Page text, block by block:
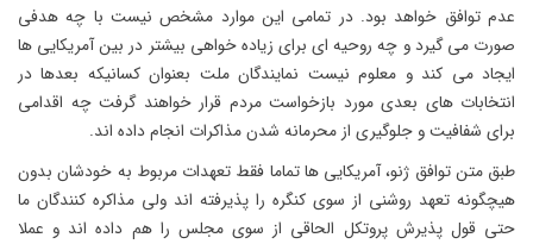
عدم توافق خواهد بود. در تمامی این موارد مشخص نیست با چه هدفی
صورت می گیرد و چه روحیه ای برای زیاده خواهی بیشتر در بین آمریکایی ها
ایجاد می کند و معلوم نیست نمایندگان ملت بعنوان کسانیکه بعدها در
انتخابات های بعدی مورد بازخواست مردم قرار خواهند گرفت چه اقدامی
برای شفافیت و جلوگیری از محرمانه شدن مذاکرات انجام داده اند.
طبق متن توافق ژنو، آمریکایی ها تماما فقط تعهدات مربوط به خودشان بدون
هیچگونه تعهد روشنی از سوی کنگره را پذیرفته اند ولی مذاکره کنندگان ما
حتی قول پذیرش پروتکل الحاقی از سوی مجلس را هم داده اند و عملا